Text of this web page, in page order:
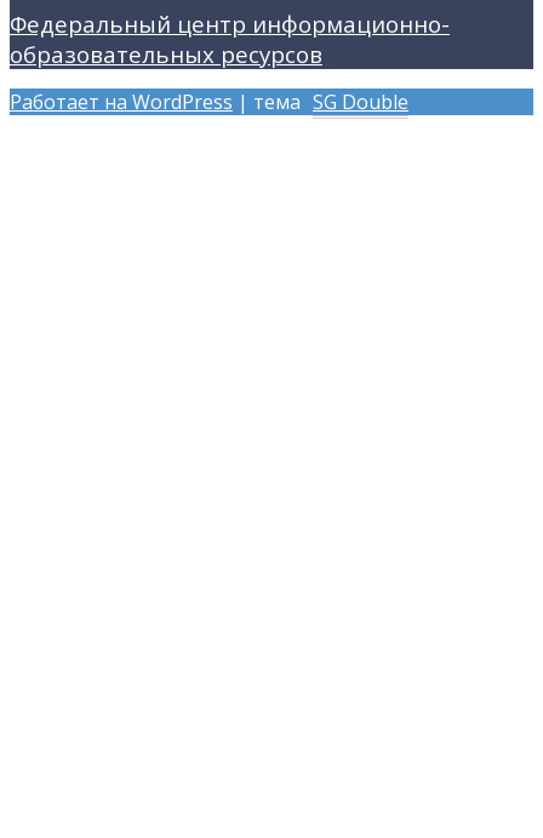
Федеральный центр информационно-
образовательных ресурсов
Работает на WordPress | тема SG Double